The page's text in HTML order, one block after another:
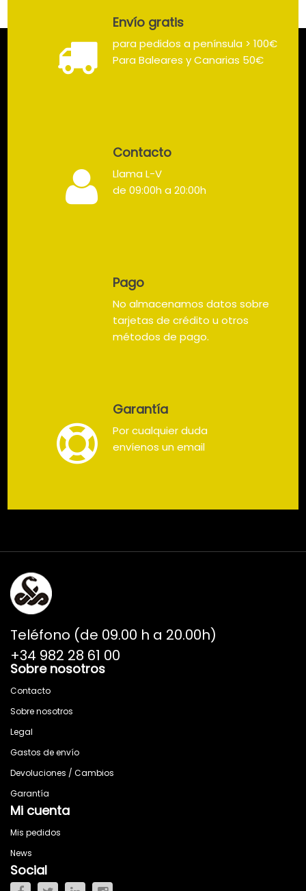
Envío gratis
para pedidos a península > 100€
Para Baleares y Canarias 50€
Contacto
Llama L-V
de 09:00h a 20:00h
Pago
No almacenamos datos sobre
tarjetas de crédito u otros
métodos de pago.
Garantía
Por cualquier duda
envíenos un email
Teléfono (de 09.00 h a 20.00h)
+34 982 28 61 00
Sobre nosotros
Contacto
Sobre nosotros
Legal
Gastos de envío
Devoluciones / Cambios
Garantía
Mi cuenta
Mis pedidos
News
Social